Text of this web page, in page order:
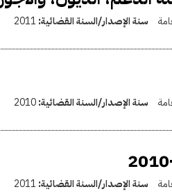
سنة الإصدار/السنة القضائية: 2011
سنة الإصدار/السنة القضائية:2010
سنة الإصدار/السنة القضائية: 2011